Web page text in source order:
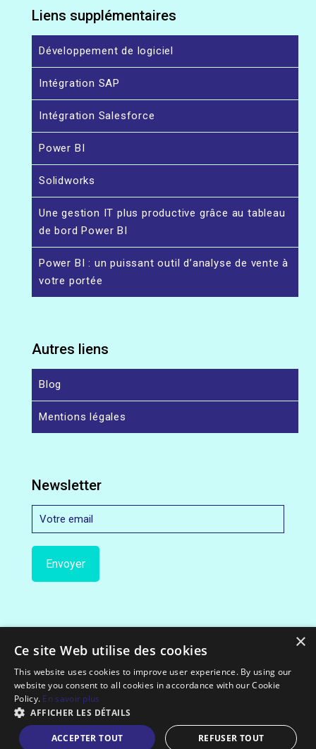
Liens supplémentaires
Développement de logiciel
Intégration SAP
Intégration Salesforce
Power BI
Solidworks
Une gestion IT plus productive grâce au tableau
de bord Power BI
Power BI : un puissant outil d’analyse de vente à
votre portée
Autres liens
Blog
Mentions légales
Newsletter
© 2012-2022 Exceloco.com || All Rights Reserved.
×
Ce site Web utilise des cookies
This website uses cookies to improve user experience. By using our
website you consent to all cookies in accordance with our Cookie
Policy. En savoir plus
AFFICHER LES DÉTAILS
ACCEPTER TOUT REFUSER TOUT